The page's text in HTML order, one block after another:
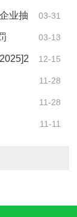
03-31
业抽
03-13
12-15
11-28
11-28
11-11